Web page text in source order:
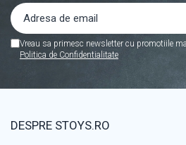
Vreau sa primesc newsletter cu promotiile
Politica de Confidentialitate
DESPRE STOYS.RO